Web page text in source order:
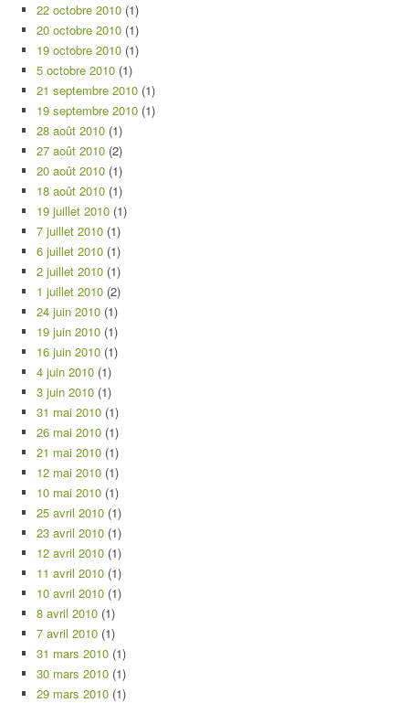
22 octobre 2010 (1)
20 octobre 2010 (1)
19 octobre 2010 (1)
5 octobre 2010 (1)
21 septembre 2010 (1)
19 septembre 2010 (1)
28 août 2010 (1)
27 août 2010 (2)
20 août 2010 (1)
18 août 2010 (1)
19 juillet 2010 (1)
7 juillet 2010 (1)
6 juillet 2010 (1)
2 juillet 2010 (1)
1 juillet 2010 (2)
24 juin 2010 (1)
19 juin 2010 (1)
16 juin 2010 (1)
4 juin 2010 (1)
3 juin 2010 (1)
31 mai 2010 (1)
26 mai 2010 (1)
21 mai 2010 (1)
12 mai 2010 (1)
10 mai 2010 (1)
25 avril 2010 (1)
23 avril 2010 (1)
12 avril 2010 (1)
11 avril 2010 (1)
10 avril 2010 (1)
8 avril 2010 (1)
7 avril 2010 (1)
31 mars 2010 (1)
30 mars 2010 (1)
29 mars 2010 (1)